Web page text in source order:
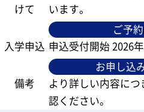
けて
います。
ご予
入学申込 申込受付開始 2026
お申し込
備考
より詳しい内容につ
認ください。